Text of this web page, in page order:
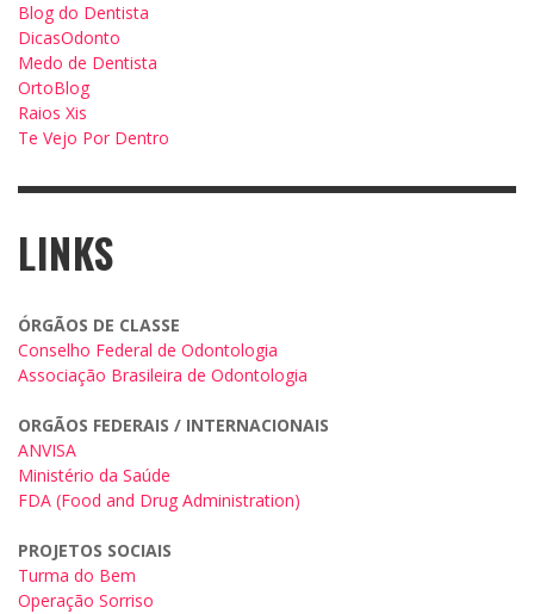
Blog do Dentista
DicasOdonto
Medo de Dentista
OrtoBlog
Raios Xis
Te Vejo Por Dentro
LINKS
ÓRGÃOS DE CLASSE
Conselho Federal de Odontologia
Associação Brasileira de Odontologia
ORGÃOS FEDERAIS / INTERNACIONAIS
ANVISA
Ministério da Saúde
FDA (Food and Drug Administration)
PROJETOS SOCIAIS
Turma do Bem
Operação Sorriso